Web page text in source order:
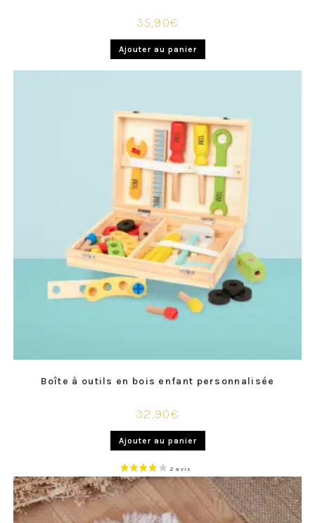
35,90€
Ajouter au panier
Boîte à outils en bois enfant personnalisée
32,90€
Ajouter au panier